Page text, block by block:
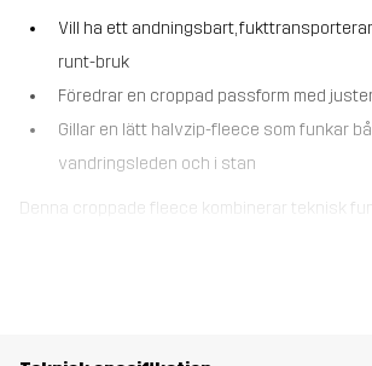
Vill ha ett andningsbart,
runt-bruk
Föredrar en croppad passform med
Gillar en lätt halvzip-fleece som funkar
vandringsleden och i stan
Denna croppade fleece kombinerar teknisk
fukttransporterande material som håller dig